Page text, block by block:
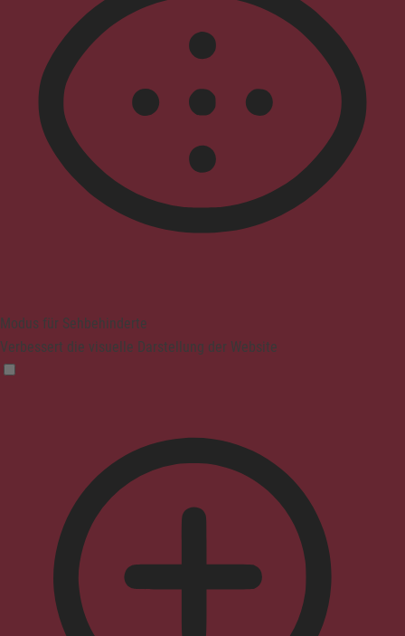
Modus für Sehbehinderte
Verbessert die visuelle Darstellung der Website